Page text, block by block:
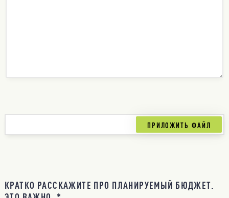
КРАТКО РАССКАЖИТЕ ПРО ПЛАНИРУЕМЫЙ БЮДЖЕТ.